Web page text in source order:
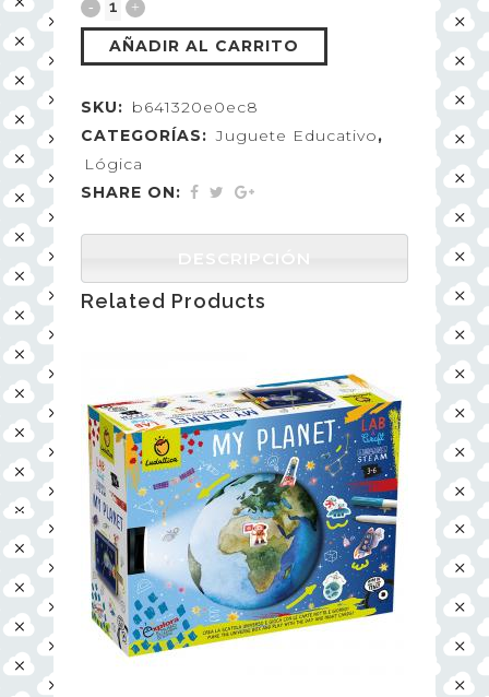
AÑADIR AL CARRITO
SKU: b641320e0ec8
CATEGORÍAS: Juguete Educativo,
Lógica
SHARE ON:
DESCRIPCIÓN
Related Products